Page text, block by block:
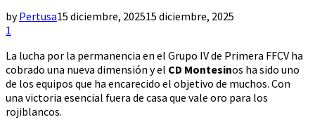
byPertusa15 diciembre, 202515 diciembre, 2025
1
La lucha por la permanencia en el Grupo IV de Primera FFCV ha
cobrado una nueva dimensión y el CD Montesinos ha sido uno
de los equipos que ha encarecido el objetivo de muchos. Con
una victoria esencial fuera de casa que vale oro para los
rojiblancos.